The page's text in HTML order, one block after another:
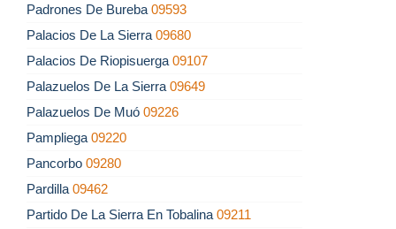
Padrones De Bureba 09593
Palacios De La Sierra 09680
Palacios De Riopisuerga 09107
Palazuelos De La Sierra 09649
Palazuelos De Muó 09226
Pampliega 09220
Pancorbo 09280
Pardilla 09462
Partido De La Sierra En Tobalina 09211